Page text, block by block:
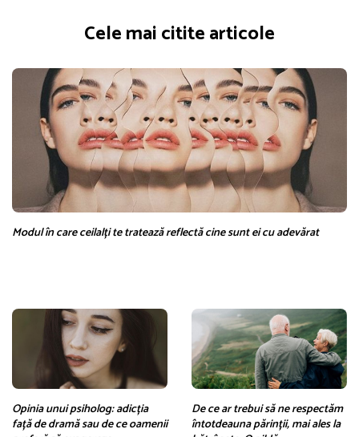
Cele mai citite articole
Modul în care ceilalți te tratează reflectă cine sunt ei cu adevărat
Opinia unui psiholog: adicția
față de dramă sau de ce oamenii
De ce ar trebui să ne respectăm
întotdeauna părinții, mai ales la